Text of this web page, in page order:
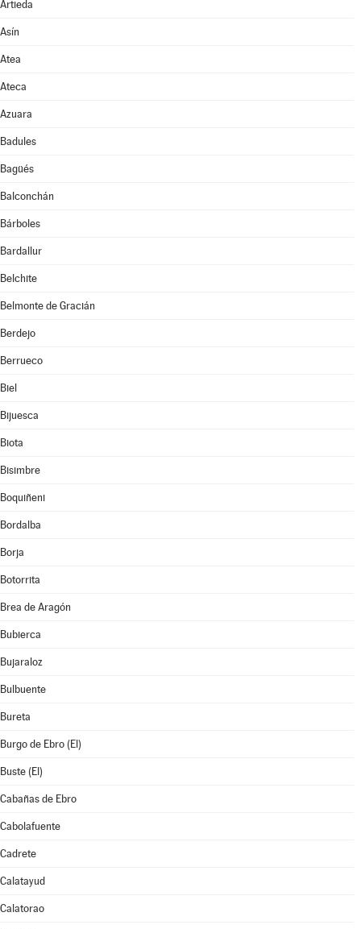
Artieda
Asín
Atea
Ateca
Azuara
Badules
Bagüés
Balconchán
Bárboles
Bardallur
Belchite
Belmonte de Gracián
Berdejo
Berrueco
Biel
Bijuesca
Biota
Bisimbre
Boquiñeni
Bordalba
Borja
Botorrita
Brea de Aragón
Bubierca
Bujaraloz
Bulbuente
Bureta
Burgo de Ebro (El)
Buste (El)
Cabañas de Ebro
Cabolafuente
Cadrete
Calatayud
Calatorao